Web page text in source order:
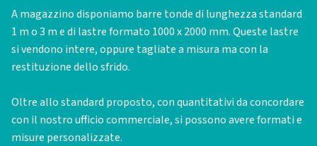
A magazzino disponiamo barre tonde di lunghezza standard
1 m o 3 m e di lastre formato 1000 x 2000 mm. Queste lastre
si vendono intere, oppure tagliate a misura ma con la
restituzione dello sfrido.
Oltre allo standard proposto, con quantitativi da concordare
con il nostro ufficio commerciale, si possono avere formati e
misure personalizzate.